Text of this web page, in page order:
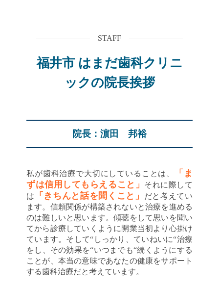
STAFF
福井市 はまだ歯科クリニ
ックの院長挨拶
院長：濵田 邦裕
私が歯科治療で大切にしていることは、
「ま
ずは信用してもらえること」
それに際して
は
「きちんと話を聞くこと」
だと考えてい
ます。信頼関係が構築されないと治療を進める
のは難しいと思います。傾聴をして思いを聞い
てから診療していくように開業当初より心掛け
ています。そして“しっかり、ていねいに“治療
をし、その効果を“いつまでも“続くようにする
ことが、本当の意味であなたの健康をサポート
する歯科治療だと考えています。